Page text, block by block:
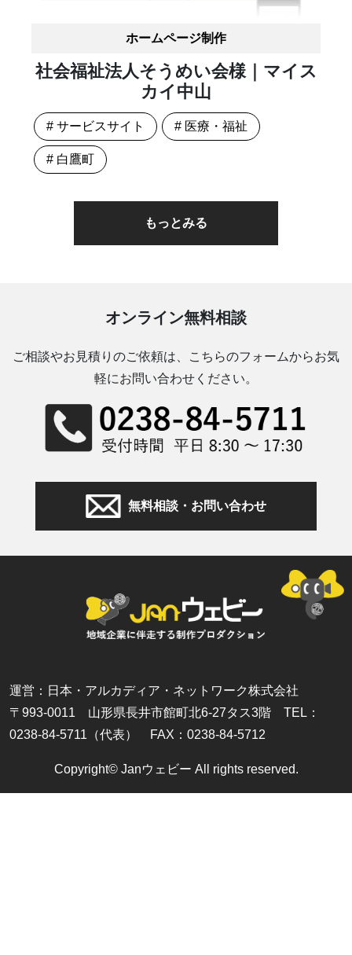
ホームページ制作
社会福祉法人そうめい会様｜マイス
カイ中山
# サービスサイト # 医療・福祉
# 白鷹町
もっとみる
オンライン無料相談
ご相談やお見積りのご依頼は、こちらのフォームからお気
軽にお問い合わせください。
無料相談・お問い合わせ
運営：日本・アルカディア・ネットワーク株式会社
〒993-0011 山形県長井市館町北6-27タス3階 TEL：
0238-84-5711（代表） FAX：0238-84-5712
Copyright© Janウェビー All rights reserved.